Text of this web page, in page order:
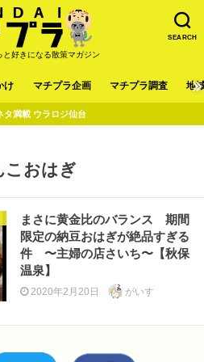
SEARCH
と好きになる散策マガジン
け マチプラ企画 マチプラ調査 地
タ満載 ウラロジ仙台
こおはぎ
まさに黄金比のバランス 期間
限定の納豆おはぎが絶品すぎる
件 〜主婦の店さいち〜【秋保
温泉】
2020年2月20日 がいす